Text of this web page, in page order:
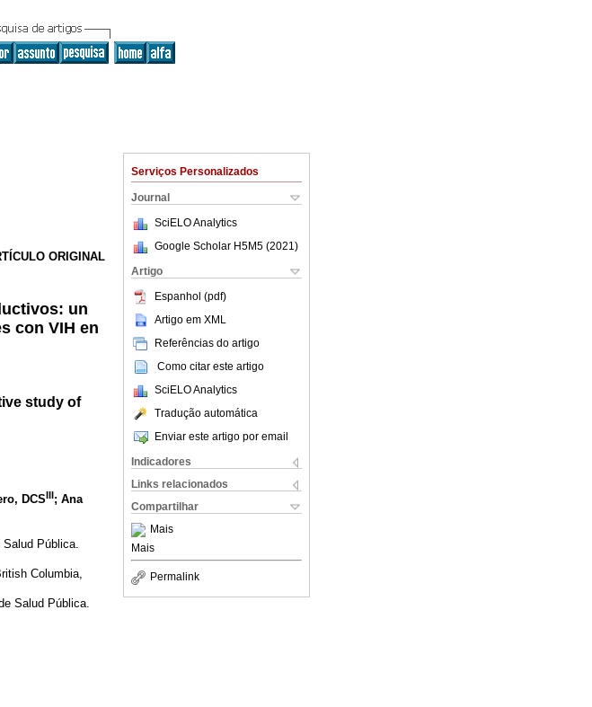
Serviços Personalizados
Journal
SciELO Analytics
Google Scholar H5M5 (2021 )
Artigo
Espanhol (pdf)
Artigo em XML
Referências do artigo
Como citar este artigo
SciELO Analytics
Tradução automática
Enviar este artigo por email
Indicadores
Links relacionados
Compartilhar
Mais
Mais
Permalink
ORIGINAL
un
con VIH en
study of
DCSIII; Ana
Pública.
Columbia,
Salud Pública.